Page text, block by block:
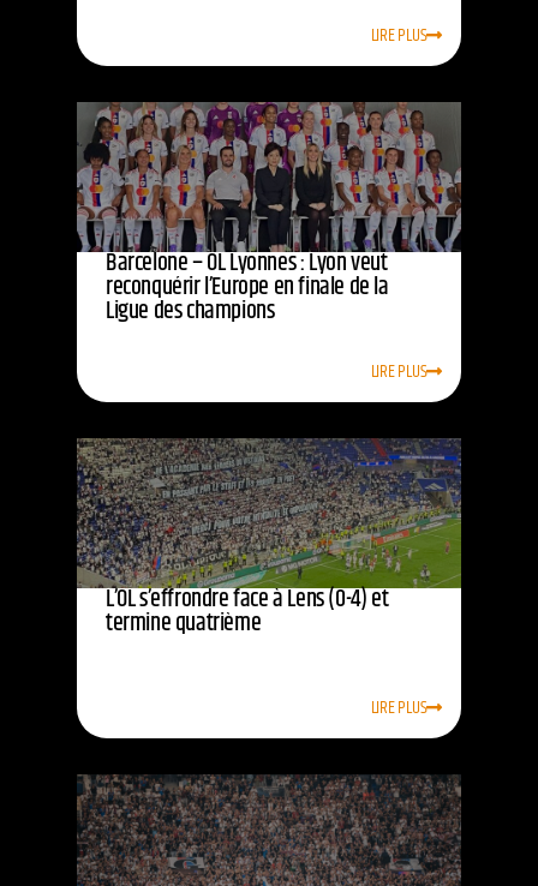
LIRE PLUS
Barcelone – OL Lyonnes : Lyon veut
reconquérir l’Europe en finale de la
Ligue des champions
LIRE PLUS
L’OL s’effrondre face à Lens (0-4) et
termine quatrième
LIRE PLUS